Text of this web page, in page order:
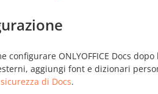
configurare ONLYOFFICE Docs
aggiungi font e dizionari
di Docs.